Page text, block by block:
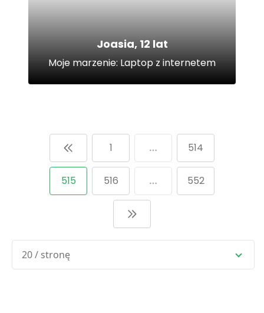
Joasia, 12 lat
Moje marzenie: Laptop z internetem
1 514
515 516 552
20 / stronę